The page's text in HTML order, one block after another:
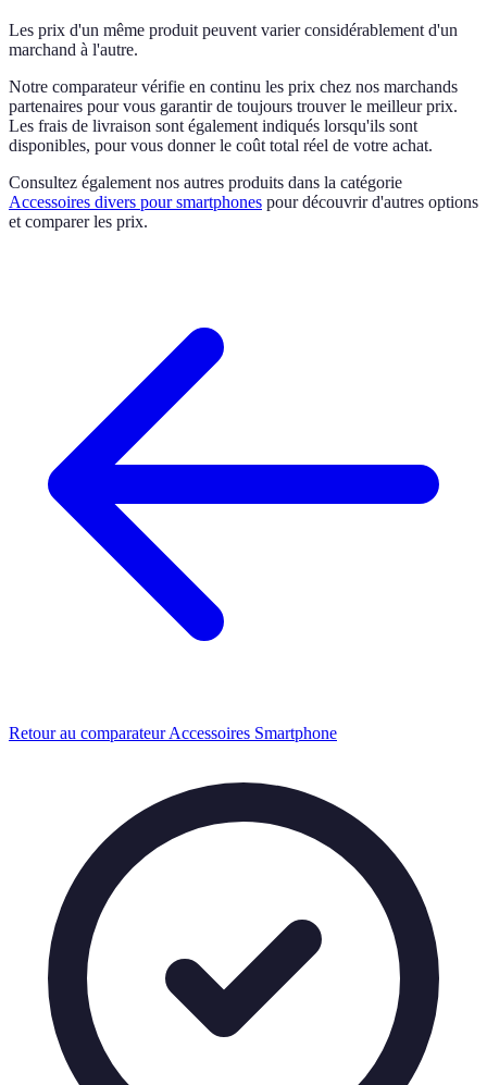
Les prix d'un même produit peuvent varier considérablement d'un
marchand à l'autre.
Notre comparateur vérifie en continu les prix chez nos marchands
partenaires pour vous garantir de toujours trouver le meilleur prix.
Les frais de livraison sont également indiqués lorsqu'ils sont
disponibles, pour vous donner le coût total réel de votre achat.
Consultez également nos autres produits dans la catégorie
Accessoires divers pour smartphones pour découvrir d'autres options
et comparer les prix.
Retour au comparateur Accessoires Smartphone